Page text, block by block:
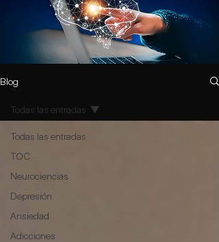
Blog
Todas las entradas
TOC
Neurociencias
Depresión
Ansiedad
Adicciones
Todas las entradas